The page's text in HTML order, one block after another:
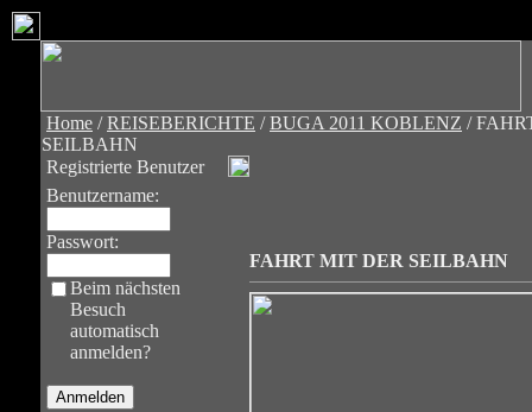
Home /REISEBERICHTE /BUGA 2011 KOBLENZ /
SEILBAHN
Registrierte Benutzer
Benutzername:
Passwort:
Beim nächsten
Besuch
automatisch
anmelden?
FAHRT MIT DER SEILBAHN